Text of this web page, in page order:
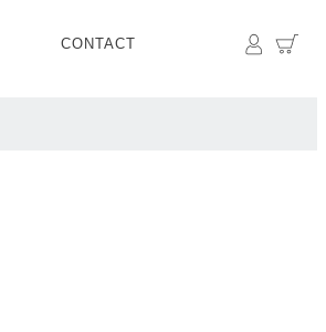
CONTACT マイペ